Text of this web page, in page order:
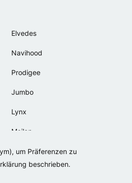
um Präferenzen zu
beschrieben.
Elvedes
Navihood
Prodigee
Jumbo
Lynx
Meilan
Motip